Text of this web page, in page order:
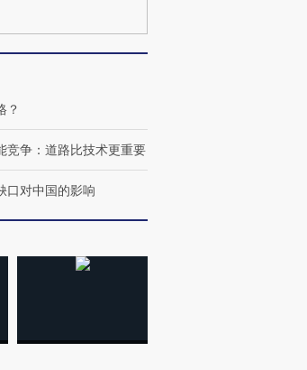
飞行员跨国走私7万
视线｜被称为“蟑螂”的印
？
竞争：道路比技术更重要
口对中国的影响